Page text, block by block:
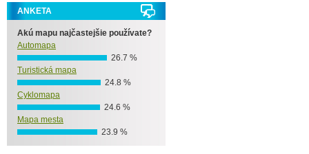
ANKETA
Akú mapu najčastejšie používate?
Automapa
26.7 %
Turistická mapa
24.8 %
Cyklomapa
24.6 %
Mapa mesta
23.9 %